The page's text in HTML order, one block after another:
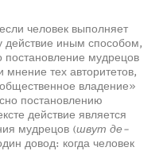
человек выполняет
действие иным способом,
мудрецов
мнение тех авторитетов,
владение»
постановлению
действие является
мудрецов (швут де-
довод: когда человек